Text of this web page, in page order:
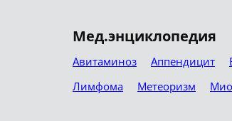
Мед.энциклопедия
Авитаминоз Аппендицит
Лимфома
Метеоризм